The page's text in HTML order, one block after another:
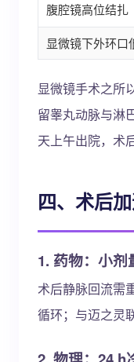
腹腔镜高位结扎
显微镜下外环口
显微镜手术之所
留睾丸动脉与淋
天上午出院，术
四、术后
1. 药物：小
术后静脉回流需
循环；与迈之灵